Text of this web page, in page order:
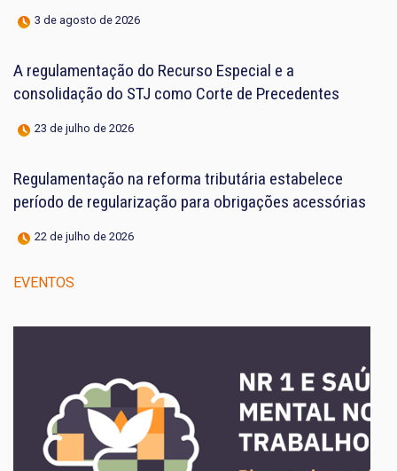
3 de agosto de 2026
A regulamentação do Recurso Especial e a
consolidação do STJ como Corte de Precedentes
23 de julho de 2026
Regulamentação na reforma tributária estabelece
período de regularização para obrigações acessórias
22 de julho de 2026
EVENTOS